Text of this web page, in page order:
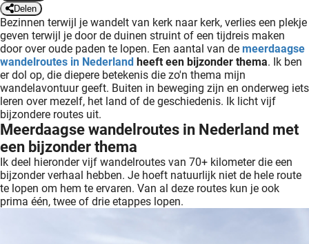
Delen
Bezinnen terwijl je wandelt van kerk naar kerk, verlies een plekje
geven terwijl je door de duinen struint of een tijdreis maken
door over oude paden te lopen. Een aantal van de meerdaagse
wandelroutes in Nederland heeft een bijzonder thema. Ik ben
er dol op, die diepere betekenis die zo'n thema mijn
wandelavontuur geeft. Buiten in beweging zijn en onderweg iets
leren over mezelf, het land of de geschiedenis. Ik licht vijf
bijzondere routes uit.
Meerdaagse wandelroutes in Nederland met
een bijzonder thema
Ik deel hieronder vijf wandelroutes van 70+ kilometer die een
bijzonder verhaal hebben. Je hoeft natuurlijk niet de hele route
te lopen om hem te ervaren. Van al deze routes kun je ook
prima één, twee of drie etappes lopen.